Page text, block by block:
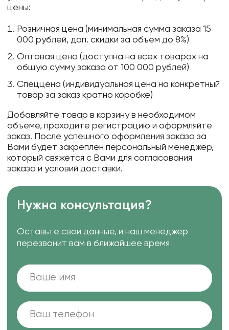
цены:
Розничная цена (минимальная сумма заказа 15
000 рублей, доп. скидки за объем до 8%)
Оптовая цена (доступна на всех товарах на
общую сумму заказа от 100 000 рублей)
Спеццена (индивидуальная цена на конкретный
товар за заказ кратно коробке)
Добавляйте товар в корзину в необходимом
объеме, проходите регистрацию и оформляйте
заказ. После успешного оформления заказа за
Вами будет закреплен персональный менеджер,
который свяжется с Вами для согласования
заказа и условий доставки.
Нужна консультация?
Оставьте свои данные, и наш менеджер
перезвонит вам в ближайшее время